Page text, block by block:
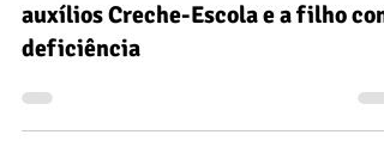
Dejesp: Atualização do valor dos
auxílios Creche-Escola e a filho com
deficiência